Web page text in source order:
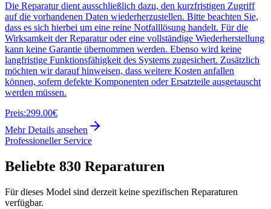
Die Reparatur dient ausschließlich dazu, den kurzfristigen Zugriff
auf die vorhandenen Daten wiederherzustellen. Bitte beachten Sie,
dass es sich hierbei um eine reine Notfalllösung handelt. Für die
Wirksamkeit der Reparatur oder eine vollständige Wiederherstellung
kann keine Garantie übernommen werden. Ebenso wird keine
langfristige Funktionsfähigkeit des Systems zugesichert. Zusätzlich
möchten wir darauf hinweisen, dass weitere Kosten anfallen
können, sofern defekte Komponenten oder Ersatzteile ausgetauscht
werden müssen.
Preis:299.00€
Mehr Details ansehen
Professioneller Service
Beliebte 830 Reparaturen
Für dieses Model sind derzeit keine spezifischen Reparaturen
verfügbar.